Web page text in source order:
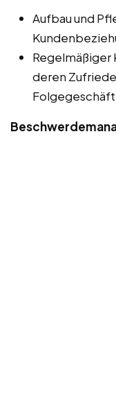
Aufbau und
Regelmäßiger
deren